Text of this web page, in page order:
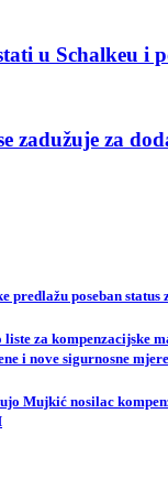
u Schalkeu i
zadužuje za
predlažu poseban status
za kompenzacijske
i nove sigurnosne mjere
Mujkić nosilac